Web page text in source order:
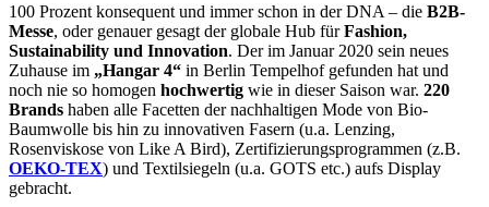
100 Prozent konsequent und immer schon in der DNA – die B2B-
Messe, oder genauer gesagt der globale Hub fürFashion,
Sustainability und Innovation. Der im Januar 2020 sein neues
Zuhause im „Hangar 4“ in Berlin Tempelhof gefunden hat und
noch nie so homogen hochwertig wie in dieser Saison war. 220
Brands haben alle Facetten der nachhaltigen Mode von Bio-
Baumwolle bis hin zu innovativen Fasern (u.a. Lenzing,
Rosenviskose von Like A Bird), Zertifizierungsprogrammen (z.B.
OEKO-TEX) und Textilsiegeln (u.a. GOTS etc.) aufs Display
gebracht.